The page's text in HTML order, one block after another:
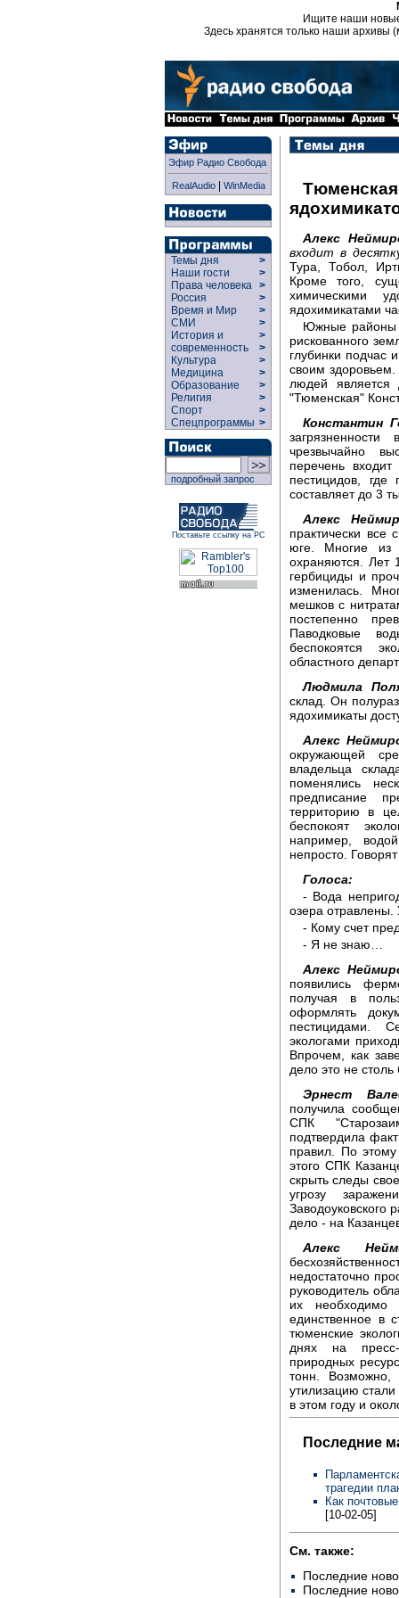
Ищите наши
Здесь хранятся только наши архивы
Эфир Радио Свобода
RealAudio| WinMedia
Темы дня
>
Наши гости
>
Права человека >
Россия
>
Время и Мир
>
СМИ
>
История и
современность
>
>
Культура
>
Медицина
>
Образование
>
Религия
>
Спорт
>
Спецпрограммы >
подробный запрос
Поставьте ссылку на РС
Алекс
входит в
Тура, Тобол,
Кроме того,
химическими
ядохимикатами
Южные районы
рискованного
глубинки подчас
своим
людей является
"Тюменская"
Константин
чрезвычайно
перечень
пестицидов, где
составляет до 3
Алекс
практически
юге. Многие из
охраняются. Лет
гербициды и
изменилась.
мешков с
постепенно
Паводковые
беспокоятся
областного
Людмила
склад. Он
ядохимикаты
Алекс
окружающей
владельца
поменялись
предписание
территорию в
беспокоят
например,
непросто.
Голоса:
- Вода
озера отравлены.
- Кому счет
- Я не знаю…
Алекс
появились
получая в
оформлять
пестицидами.
экологами
Впрочем, как
дело это не
Эрнест
получила
СПК
подтвердила
правил. По
этого СПК
скрыть следы
угрозу
Заводоуковского
дело - на
Алекс
недостаточно
руководитель
их необходимо
единственное в
тюменские
днях на пресс-
природных
тонн.
утилизацию
в этом году и
Последние
трагедии
Как
[10-02-05]
См. также:
Последние
Последние